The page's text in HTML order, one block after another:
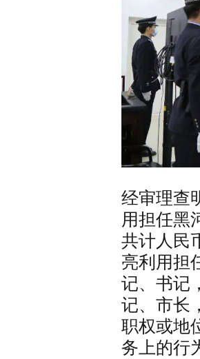
经审理查
用担任黑
共计人民
亮利用担
记、书记
记、市长
职权或地
务上的行